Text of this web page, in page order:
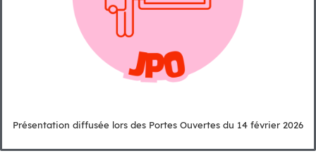
Présentation diffusée lors des Portes Ouvertes du 14 février 2026